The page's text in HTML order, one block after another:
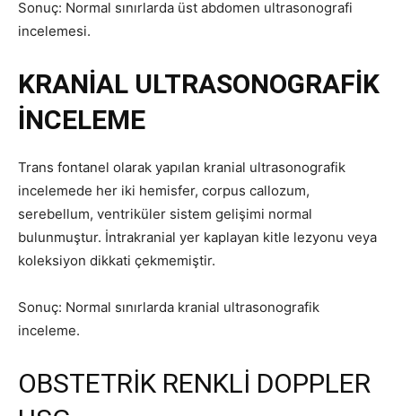
Sonuç: Normal sınırlarda üst abdomen ultrasonografi
incelemesi.
KRANİAL ULTRASONOGRAFİK
İNCELEME
Trans fontanel olarak yapılan kranial ultrasonografik
incelemede her iki hemisfer, corpus callozum,
serebellum, ventriküler sistem gelişimi normal
bulunmuştur. İntrakranial yer kaplayan kitle lezyonu veya
koleksiyon dikkati çekmemiştir.
Sonuç: Normal sınırlarda kranial ultrasonografik
inceleme.
OBSTETRİK RENKLİ DOPPLER